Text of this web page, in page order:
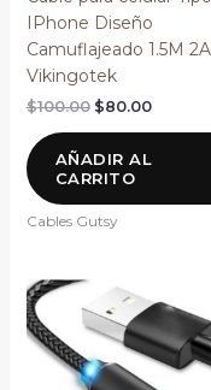
IPhone Diseño
Camuflajeado 1.5M 2A
Vikingotek
$100.00 $80.00
AÑADIR AL
CARRITO
Cables Gutsy
El
precio
original
era:
$80.00.
precio
actual
es:
$60.00.